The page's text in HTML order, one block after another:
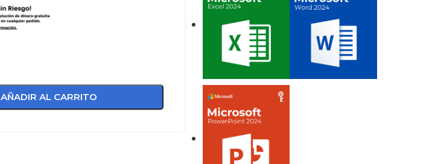
AÑADIR AL CARRITO